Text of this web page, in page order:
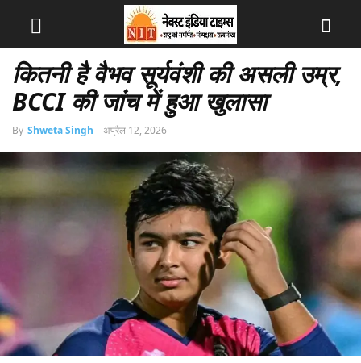
कितनी है वैभव सूर्यवंशी की असली उम्र,
BCCI की जांच में हुआ खुलासा
By Shweta Singh - अप्रैल 12, 2026